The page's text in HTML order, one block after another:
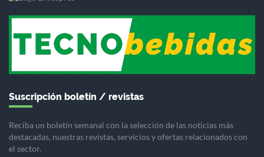
Suscripción boletín / revistas
Reciba un boletín semanal con la selección de las noticias más
destacadas, nuestras revistas, servicios y ofertas relacionados con
el sector.